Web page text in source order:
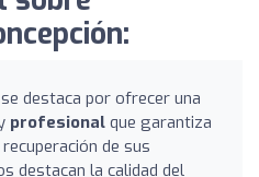
destaca por ofrecer una
profesional que garantiza
de sus
destacan la calidad del